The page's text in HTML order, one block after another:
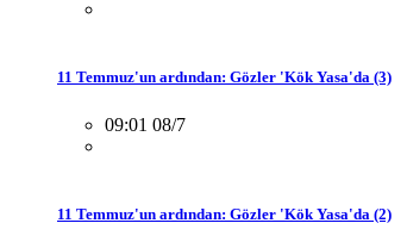
11 Temmuz'un ardından: Gözler 'Kök Yasa'da (3)
09:01 08/7
11 Temmuz'un ardından: Gözler 'Kök Yasa'da (2)